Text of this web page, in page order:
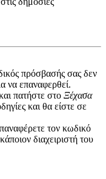
πρόσβασής σας δεν
να επαναφερθεί.
πατήστε στο Ξέχασα
και θα είστε σε
τον κωδικό
διαχειριστή του